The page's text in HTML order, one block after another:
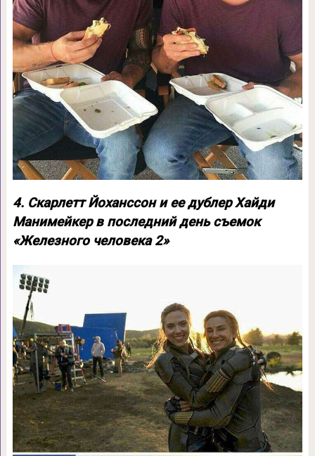
4. Скарлетт Йоханссон и ее дублер Хайди
Манимейкер в последний день съемок
«Железного человека 2»